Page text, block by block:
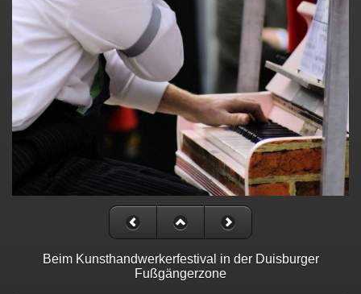
Beim Kunsthandwerkerfestival in der Duisburger
Fußgängerzone